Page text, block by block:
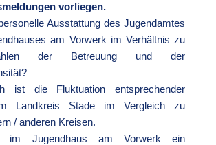
vorliegen.
Ausstattung des Jugendamtes
am Vorwerk im Verhältnis zu
der Betreuung und der
ist die Fluktuation entsprechender
Landkreis Stade im Vergleich zu
/ anderen Kreisen.
Jugendhaus am Vorwerk ein